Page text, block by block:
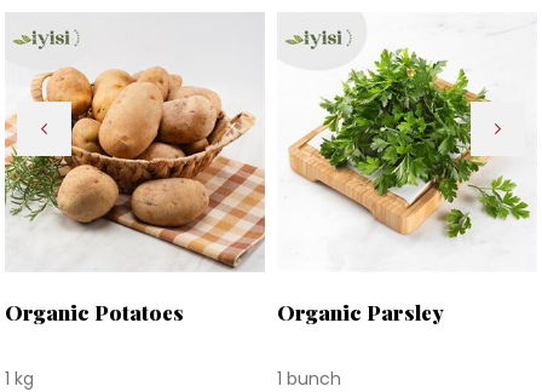
Organic Potatoes
1 kg
Organic Parsley
1 bunch